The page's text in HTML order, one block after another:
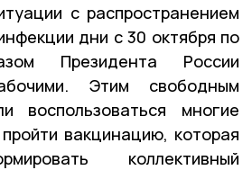
с распространением
дни с 30 октября по
Президента России
Этим свободным
воспользоваться многие
вакцинацию, которая
коллективный